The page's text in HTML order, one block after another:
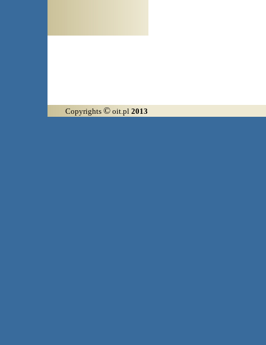
Copyrights © oit.pl 2013